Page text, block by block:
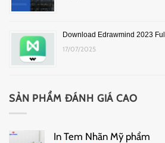
Download Edrawmind 2023
17/07/2025
SẢN PHẨM ĐÁNH GIÁ CAO
In Tem Nhãn Mỹ phẩm